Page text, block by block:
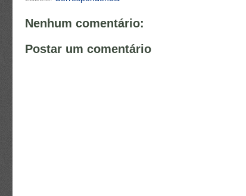
Nenhum comentário:
Postar um comentário